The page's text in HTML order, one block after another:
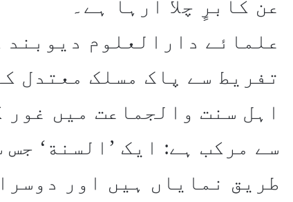
عن کابرٍ چلا آرہا ہے۔
علمائے دارالعلوم دیوبند
تفریط سے پاک مسلک معتدل
اہل سنت والجماعت میں
سے مرکب ہے: ایک ’السنة‘
طریق نمایاں ہیں اور